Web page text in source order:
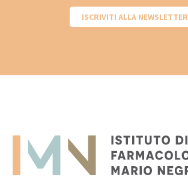
ISCRIVITI ALLA NEWSLETTER